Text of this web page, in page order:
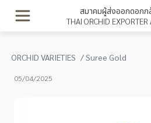
สมาคมผู้ส่งออกดอกก
THAI ORCHID EXPORTER
ORCHID VARIETIES Suree Gold
05/04/2025